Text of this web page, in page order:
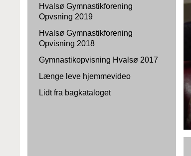
Hvalsø Gymnastikforening
Opvsning 2019
Hvalsø Gymnastikforening
Opvisning 2018
Gymnastikopvisning Hvalsø 2017
Længe leve hjemmevideo
Lidt fra bagkataloget